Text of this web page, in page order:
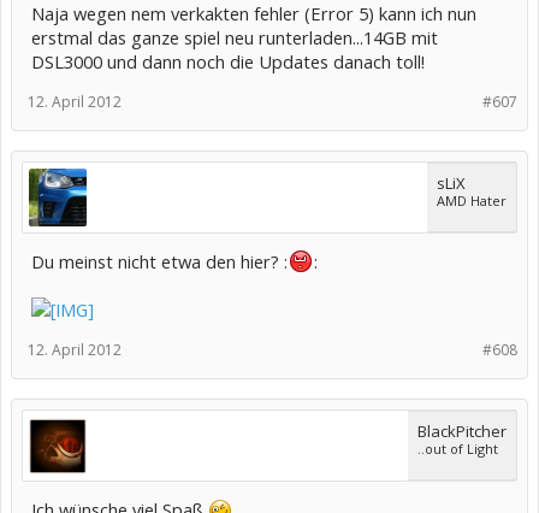
Naja wegen nem verkakten fehler (Error 5) kann ich nun
erstmal das ganze spiel neu runterladen...14GB mit
DSL3000 und dann noch die Updates danach toll!
#607
12. April 2012
sLiX
AMD Hater
Du meinst nicht etwa den hier? : :
#608
12. April 2012
BlackPitcher
..out of Light